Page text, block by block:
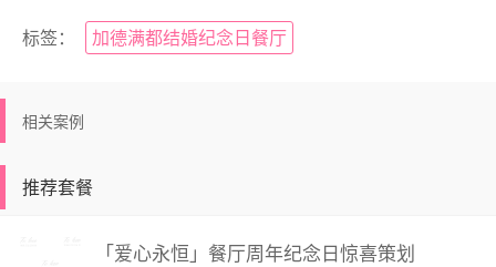
标签： 加德满都结婚纪念日餐厅
相关案例
推荐套餐
「爱心永恒」餐厅周年纪念日惊喜策划